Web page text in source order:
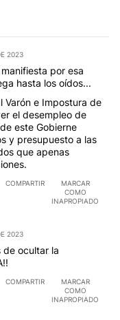
2023
por esa
hasta los oídos...
Varón e Impostura de
el desempleo de
este Gobierne
y presupuesto a las
que apenas
COMPARTIR
MARCAR
COMO
INAPROPIADO
2023
de ocultar la
COMPARTIR
MARCAR
COMO
INAPROPIADO